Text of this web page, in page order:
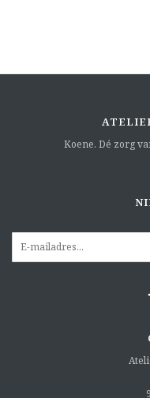
Koene. Dé zorg